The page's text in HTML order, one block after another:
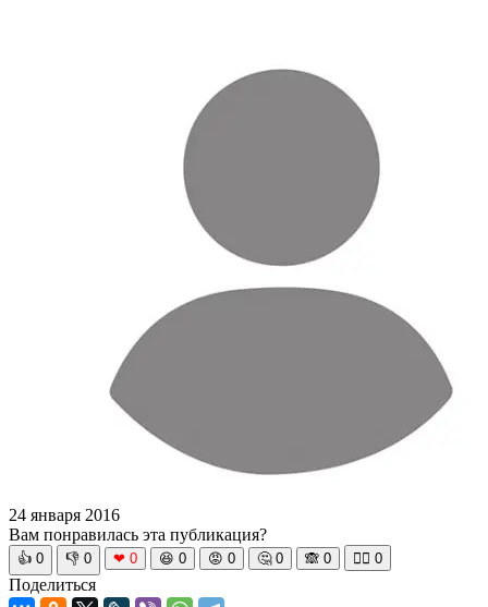
24 января 2016
Вам понравилась эта публикация?
👍 0 👎 0 ❤ 0 😆 0 😡 0 🤔 0 🙈 0 🧘‍♀️ 0
Поделиться